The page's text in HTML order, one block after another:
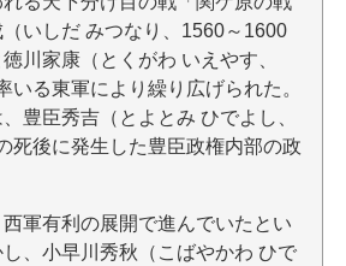
いしだ みつなり、1560～1600
川家康（とくがわ いえやす、
いる東軍により繰り広げられた。
豊臣秀吉（とよとみ ひでよし、
死後に発生した豊臣政権内部の政
軍有利の展開で進んでいたとい
、小早川秀秋（こばやかわ ひで